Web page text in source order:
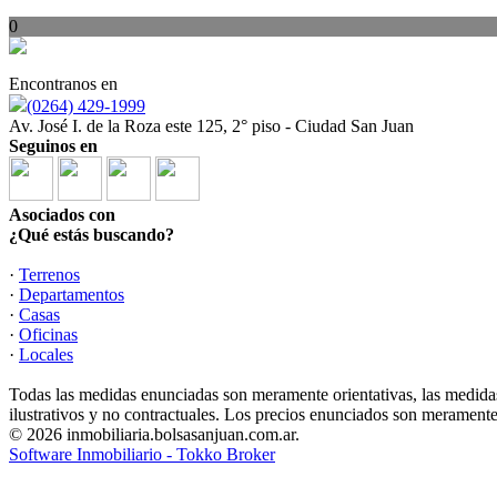
0
Encontranos en
(0264) 429-1999
Av. José I. de la Roza este 125, 2° piso - Ciudad San Juan
Seguinos en
Asociados con
¿Qué estás buscando?
· Terrenos
· Departamentos
· Casas
· Oficinas
· Locales
Todas las medidas enunciadas son meramente orientativas, las
ilustrativos y no contractuales. Los precios enunciados son
© 2026 inmobiliaria.bolsasanjuan.com.ar.
Software Inmobiliario - Tokko Broker